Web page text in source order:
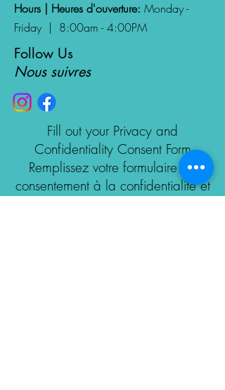
Hours | Heures d'ouverture: Monday -
Friday | 8:00am - 4:00PM
Follow Us
Nous suivres
Fill out your Privacy and
Confidentiality Consent Form
Remplissez votre formulaire de
consentement à la confidentialité et